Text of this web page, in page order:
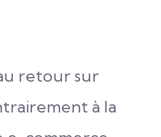
retour sur
à la